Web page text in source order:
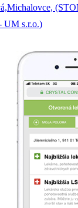
UM s.r.o.)